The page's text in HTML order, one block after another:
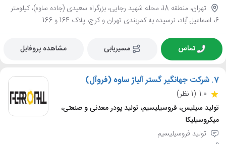
تهران، منطقه 18، محله شهید رجایی، بزرگراه سعیدی (جاده ساوه)، کیلومتر
6، اسماعیل آباد، نرسیده به کمربندی تهران و کرج، پلاک 164 و 166
تماس مسیریابی مشاهده پروفایل
7. شرکت جهانگیر گستر آلیاژ ساوه (فروآل)
1.0 (1 نظر)
تولید سیلیس، فروسیلیسیم، تولید پودر معدنی و صنعتی،
میکروسیلیکا
تولید فروسیلیسیم